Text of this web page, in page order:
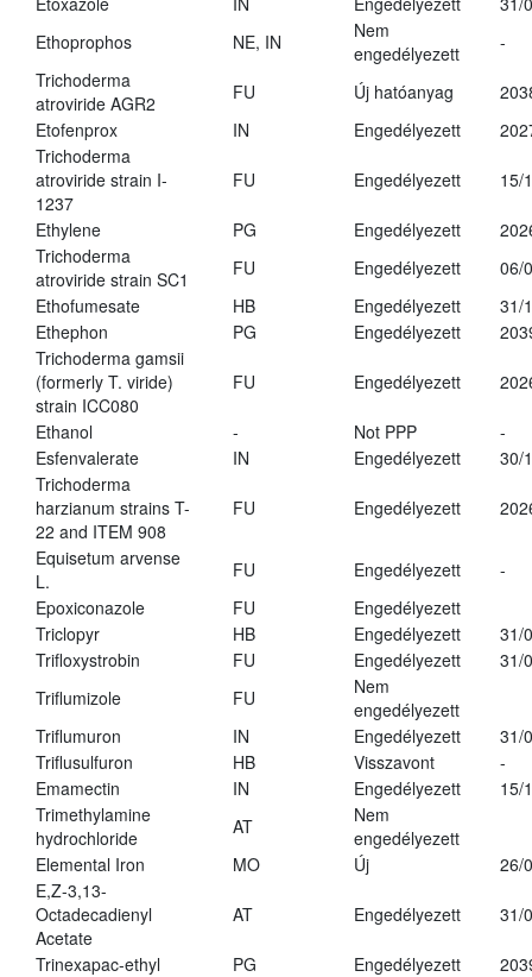
Ethoprophos
NE, IN
Nem
engedélyezett
-
Trichoderma
atroviride AGR2
FU Új hatóanyag
Etofenprox
IN Engedélyezett
Trichoderma
atroviride strain I-
1237
FU Engedélyezett 15/
Ethylene PG Engedélyezett
Trichoderma
atroviride strain SC1
FU Engedélyezett
06/
Ethofumesate
HB Engedélyezett
31/
Ethephon
PG Engedélyezett
Trichoderma gamsii
(formerly T. viride)
strain ICC080
FU Engedélyezett
Ethanol - Not PPP
-
Esfenvalerate
IN Engedélyezett
30/
Trichoderma
harzianum strains T-
22 and ITEM 908
FU Engedélyezett
Equisetum arvense
L.
FU Engedélyezett
-
Epoxiconazole
FU
Engedélyezett
Triclopyr
HB Engedélyezett
31/
Trifloxystrobin
FU Engedélyezett
31/
Triflumizole
FU
Nem
engedélyezett
Triflumuron
IN Engedélyezett
31/
Triflusulfuron
HB Visszavont
-
Emamectin
IN Engedélyezett
15/
Trimethylamine
hydrochloride
AT
Nem
engedélyezett
Elemental Iron
MO Új
26/
E,Z-3,13-
Octadecadienyl
Acetate
AT Engedélyezett 31/
Trinexapac-ethyl PG Engedélyezett